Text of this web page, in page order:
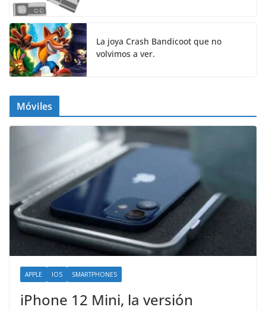
La joya Crash Bandicoot que no
volvimos a ver.
Móviles
APPLE IOS SMARTPHONES
iPhone 12 Mini, la versión